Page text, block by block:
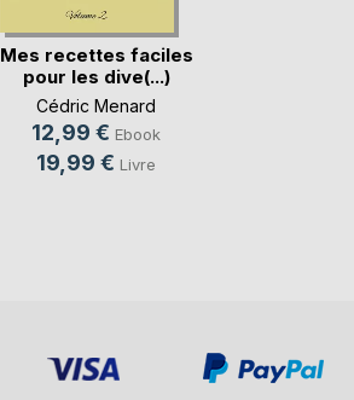
Mes recettes faciles
pour les dive(...)
Cédric Menard
12,99 € Ebook
19,99 € Livre